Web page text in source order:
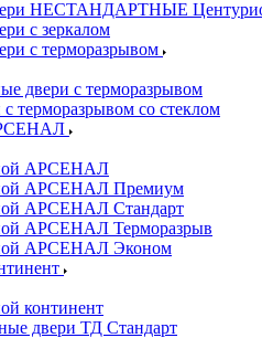
НЕСТАНДАРТНЫЕ
с зеркалом
с терморазрывом
двери с терморазрывом
терморазрывом со стеклом
АРСЕНАЛ
АРСЕНАЛ Премиум
АРСЕНАЛ Стандарт
АРСЕНАЛ Терморазрыв
АРСЕНАЛ Эконом
континент
двери ТД Стандарт